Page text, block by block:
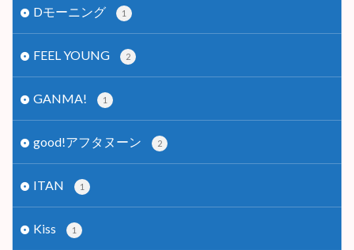
Dモーニング 1
FEEL YOUNG 2
GANMA! 1
good!アフタヌーン 2
ITAN 1
Kiss 1